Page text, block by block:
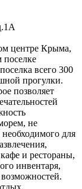
центре Крыма,
всего 300
прогулки.
позволяет
не
для
и рестораны,
инвентаря,